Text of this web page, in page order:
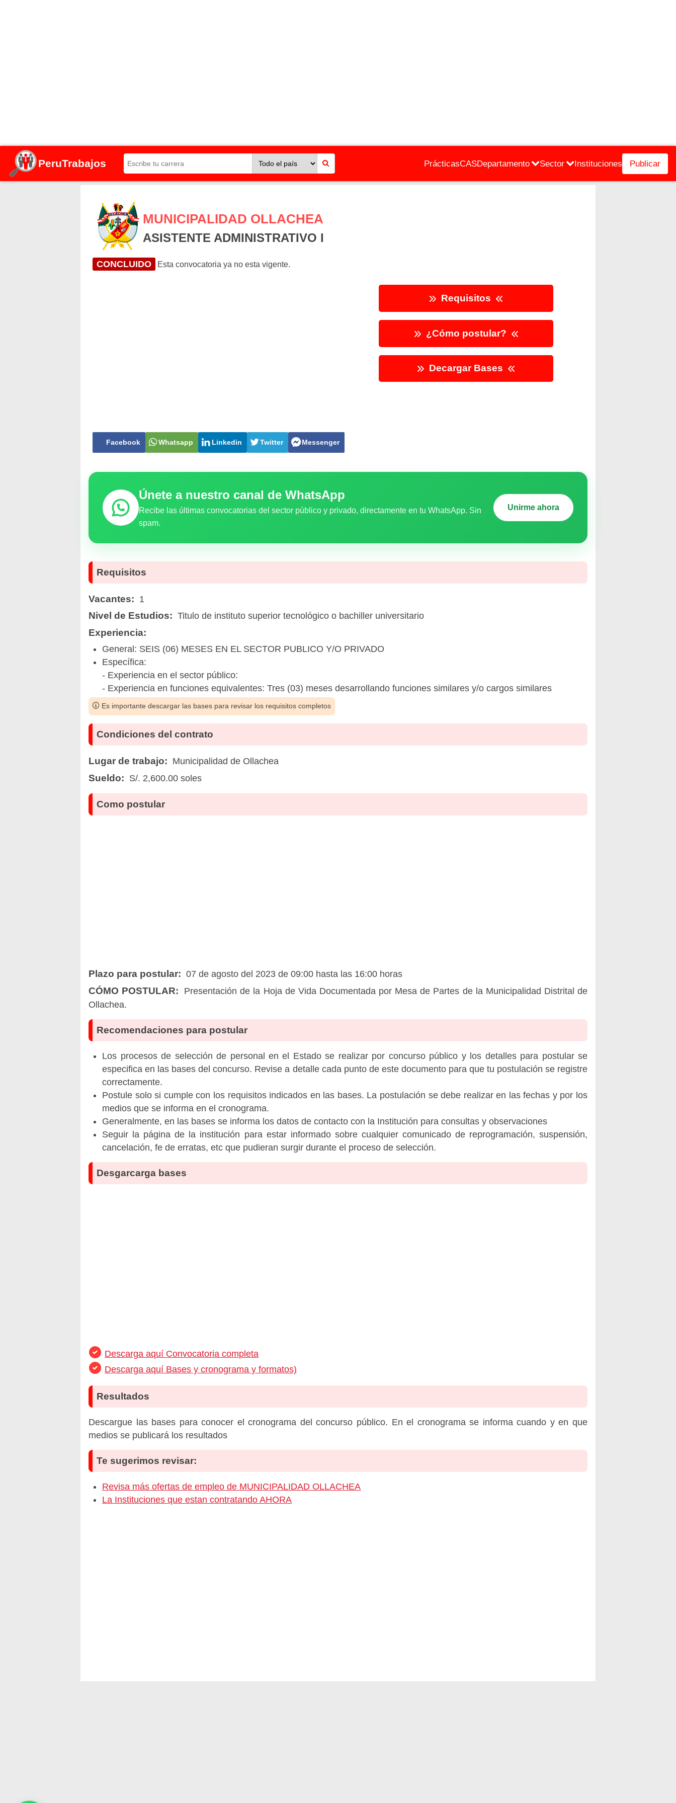
PeruTrabajos PrácticasCASDepartamento Sector Instituciones Publicar
MUNICIPALIDAD OLLACHEA
ASISTENTE ADMINISTRATIVO I
CONCLUIDO Esta convocatoria ya no esta vigente.
Facebook Whatsapp Linkedin Twitter Messenger
Requisitos
¿Cómo postular?
Decargar Bases
Únete a nuestro canal de WhatsApp
Recibe las últimas convocatorias del sector público y privado, directamente en tu WhatsApp. Sin
spam.
Unirme ahora
Requisitos
Vacantes: 1
Nivel de Estudios: Titulo de instituto superior tecnológico o bachiller universitario
Experiencia:
General: SEIS (06) MESES EN EL SECTOR PUBLICO Y/O PRIVADO
Específica:
- Experiencia en el sector público:
- Experiencia en funciones equivalentes: Tres (03) meses desarrollando funciones similares y/o cargos similares
Es importante descargar las bases para revisar los requisitos completos
Condiciones del contrato
Lugar de trabajo: Municipalidad de Ollachea
Sueldo: S/. 2,600.00 soles
Como postular
Plazo para postular: 07 de agosto del 2023 de 09:00 hasta las 16:00 horas
CÓMO POSTULAR:
Presentación de la Hoja de Vida Documentada por Mesa de Partes de la Municipalidad Distrital de
Ollachea.
Recomendaciones para postular
Los procesos de selección de personal en el Estado se realizar por concurso público y los detalles para postular se
especifica en las bases del concurso. Revise a detalle cada punto de este documento para que tu postulación se registre
correctamente.
Postule solo si cumple con los requisitos indicados en las bases. La postulación se debe realizar en las fechas y por los
medios que se informa en el cronograma.
Generalmente, en las bases se informa los datos de contacto con la Institución para consultas y observaciones
Seguir la página de la institución para estar informado sobre cualquier comunicado de reprogramación, suspensión,
cancelación, fe de erratas, etc que pudieran surgir durante el proceso de selección.
Desgarcarga bases
Descarga aquí Convocatoria completa
Descarga aquí Bases y cronograma y formatos)
Resultados
Descargue las bases para conocer el cronograma del concurso público. En el cronograma se informa cuando y en que
medios se publicará los resultados
Te sugerimos revisar:
Revisa más ofertas de empleo de MUNICIPALIDAD OLLACHEA
La Instituciones que estan contratando AHORA